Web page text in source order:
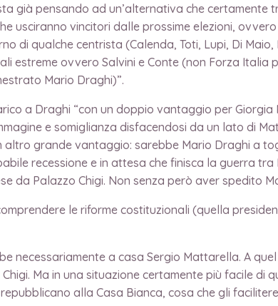
già pensando ad un’alternativa che certamente
usciranno vincitori dalle prossime elezioni,
di qualche centrista (Calenda, Toti, Lupi, Di
ovvero Salvini e Conte (non Forza Italia
Mario Draghi)”.
a Draghi “con un doppio vantaggio per
e somiglianza disfacendosi da un lato di
altro grande vantaggio: sarebbe Mario Draghi a
recessione e in attesa che finisca la guerra tra
Palazzo Chigi. Non senza però aver spedito
le riforme costituzionali (quella
necessariamente a casa Sergio Mattarella. A
Ma in una situazione certamente più facile di
alla Casa Bianca, cosa che gli